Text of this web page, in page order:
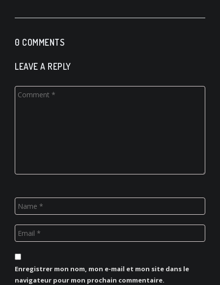
l’article
0 COMMENTS
LEAVE A REPLY
Enregistrer mon nom, mon e-mail et mon site dans le
navigateur pour mon prochain commentaire.